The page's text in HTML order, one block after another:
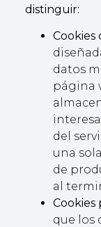
distinguir:
Cookies
datos
página
del
una
de
al
Cookies
que los